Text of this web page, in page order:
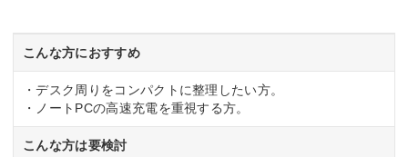
こんな方におすすめ
・デスク周りをコンパクトに整理したい方。
・ノートPCの高速充電を重視する方。
こんな方は要検討